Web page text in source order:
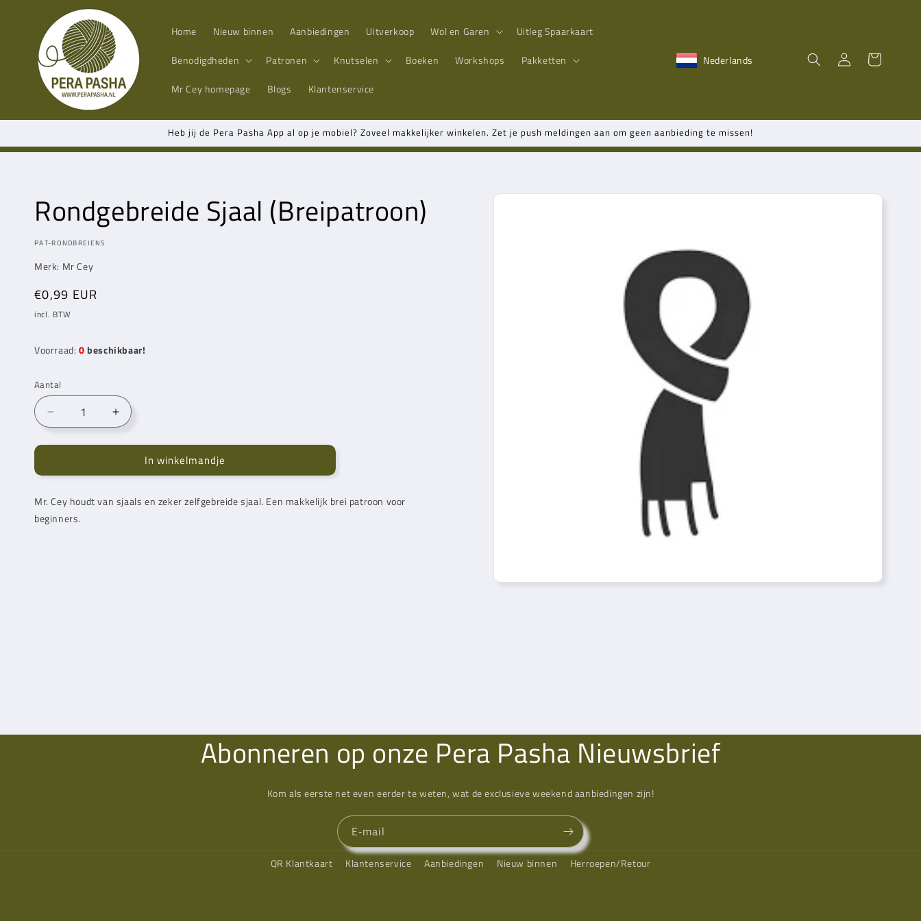
content Home Nieuw binnen Aanbiedingen Uitverkoop Wol en Garen
Uitleg Spaarkaart
Benodigdheden
Patronen Knutselen Boeken Workshops
Pakketten
Mr Cey homepage Blogs Klantenservice
Nederlands InloggenWinkelwagen
Heb jij de Pera Pasha App al op je mobiel? Zoveel makkelijker winkelen. Zet je push meldingen aan om geen aanbieding te missen!
Rondgebreide Sjaal (Breipatroon)
MODEL:
PAT-RONDBREIENS
Merk: Mr Cey
Normale
prijs
€0,99 EUR
incl. BTW
Voorraad: 0 beschikbaar!
Aantal
Aantal
verlagen
voor
Sjaal
Aantal
verhogen
voor
Rondgebreide
Sjaal
In winkelmandje
Mr. Cey houdt van sjaals en zeker zelfgebreide sjaal. Een makkelijk brei patroon voor
beginners.
Abonneren op onze Pera Pasha Nieuwsbrief
Kom als eerste net even eerder te weten, wat de exclusieve weekend aanbiedingen zijn!
E‑mail
QR Klantkaart Klantenservice Aanbiedingen Nieuw binnen Herroepen/Retour